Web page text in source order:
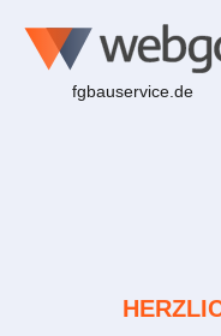
fgbauservice.de